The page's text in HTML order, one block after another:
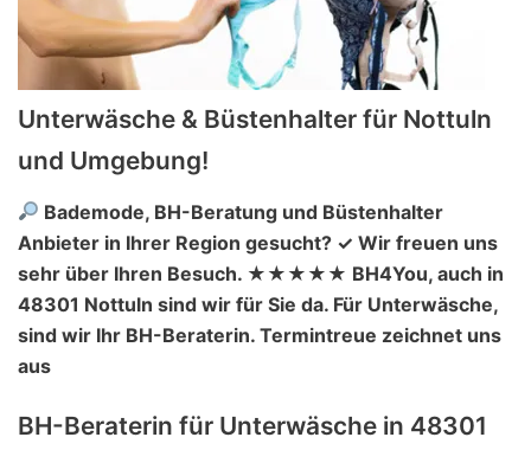
Unterwäsche & Büstenhalter für Nottuln
und Umgebung!
Bademode, BH-Beratung und Büstenhalter
Anbieter in Ihrer Region gesucht? ✓ Wir freuen uns
sehr über Ihren Besuch. ★★★★★ BH4You, auch in
48301 Nottuln sind wir für Sie da. Für Unterwäsche,
sind wir Ihr BH-Beraterin. Termintreue zeichnet uns
aus
BH-Beraterin für Unterwäsche in 48301